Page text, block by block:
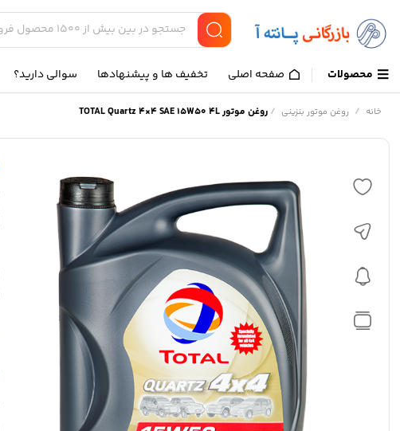
محصولات صفحه اصلی تخفیف ها و پیشنهادها سوالی دارید؟
خانه / روغن موتور بنزینی /روغن موتور TOTAL Quartz 4×4 SAE 15W50 4L